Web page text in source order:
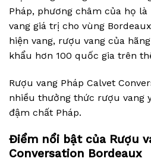
Pháp, phương châm của họ
vang giá trị cho vùng
hiện vang, rượu vang của
khẩu hơn 100 quốc gia trên
Rượu vang Pháp Calvet
nhiều thưởng thức rượu vang
đậm chất Pháp.
Điểm nổi bật của Rượu
Conversation Bordeaux